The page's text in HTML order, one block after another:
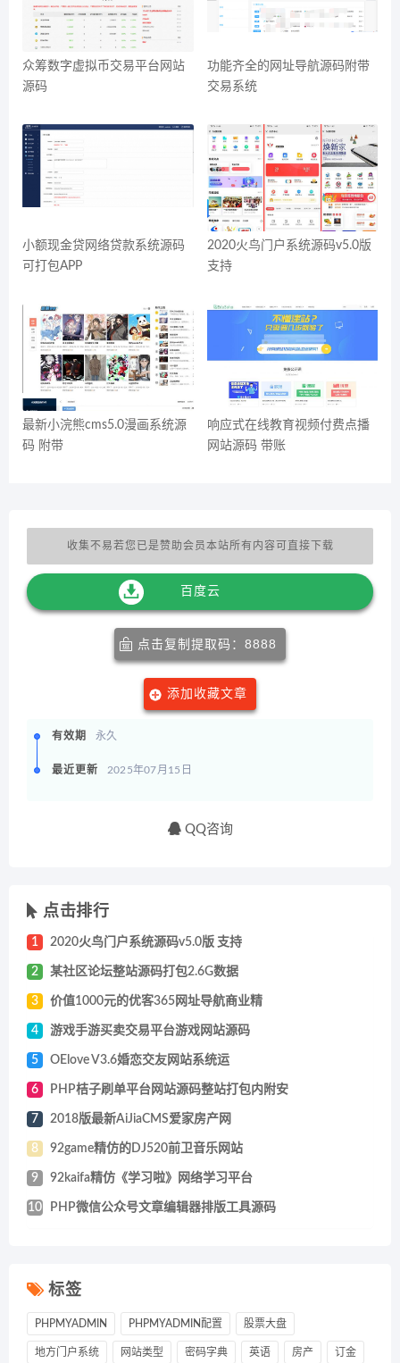
众筹数字虚拟币交易平台网站
源码
功能齐全的网址导航源码附带
交易系统
小额现金贷网络贷款系统源码
可打包APP
2020火鸟门户系统源码v5.0版
支持
最新小浣熊cms5.0漫画系统源
码 附带
响应式在线教育视频付费点播
网站源码 带账
收集不易若您已是赞助会员本站所有内容可直接下载
百度云
点击复制提取码：8888
添加收藏文章
有效期 永久
最近更新 2025年07月15日
QQ咨询
点击排行
1 2020火鸟门户系统源码v5.0版 支持
2 某社区论坛整站源码打包2.6G数据
3 价值1000元的优客365网址导航商业精
4 游戏手游买卖交易平台游戏网站源码
5 OElove V3.6婚恋交友网站系统运
6 PHP桔子刷单平台网站源码整站打包内附安
7 2018版最新AiJiaCMS爱家房产网
8 92game精仿的DJ520前卫音乐网站
9 92kaifa精仿《学习啦》网络学习平台
10 PHP微信公众号文章编辑器排版工具源码
标签
PHPMYADMIN PHPMYADMIN配置 股票大盘
地方门户系统 网站类型 密码字典 英语 房产 订金